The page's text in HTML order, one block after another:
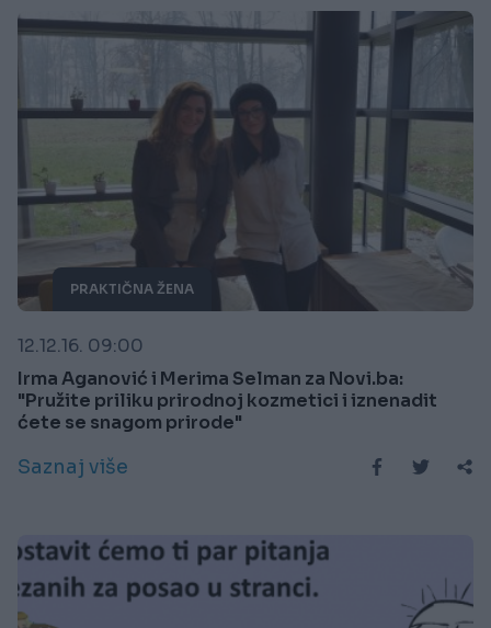
PRAKTIČNA ŽENA
12.12.16. 09:00
Irma Aganović i Merima Selman za Novi.ba:
"Pružite priliku prirodnoj kozmetici i iznenadit
ćete se snagom prirode"
Saznaj više